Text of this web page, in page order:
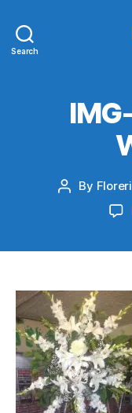
Search
Post
By